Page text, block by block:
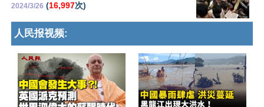
2024/3/26 (16,997次)
人民报视频: